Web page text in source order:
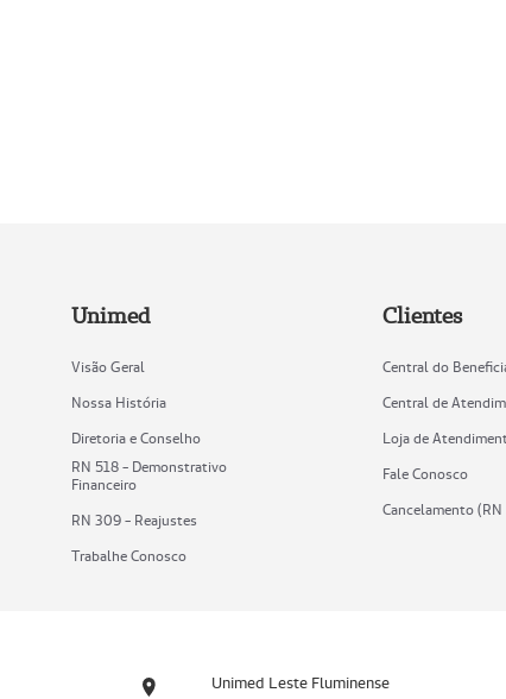
Unimed
Visão Geral
Nossa História
Diretoria e Conselho
RN 518 - Demonstrativo
Financeiro
RN 309 - Reajustes
Trabalhe Conosco
Clientes
Central do
Central de
Loja de
Fale Conosco
Cancelamento (RN
Unimed Leste Fluminense